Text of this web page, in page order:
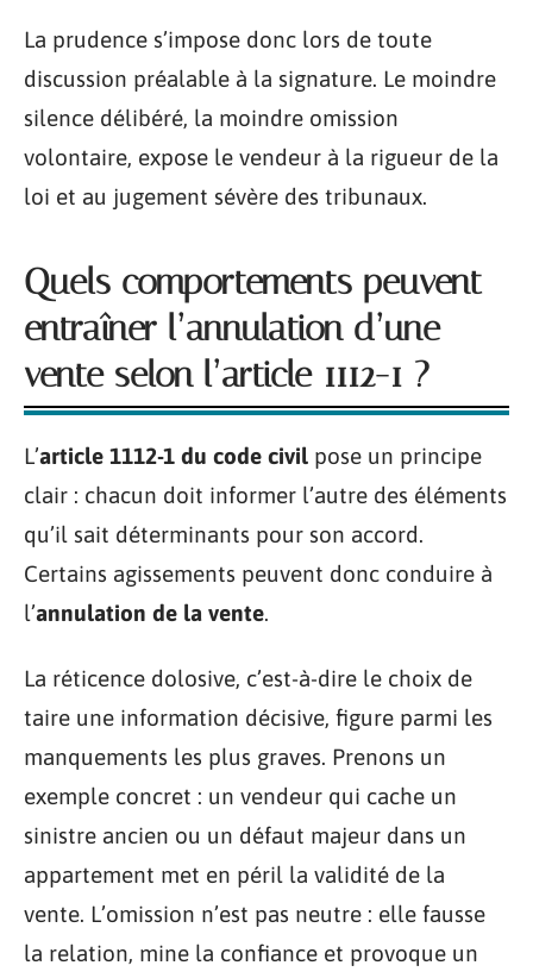
La prudence s’impose donc lors de toute
discussion préalable à la signature. Le moindre
silence délibéré, la moindre omission
volontaire, expose le vendeur à la rigueur de la
loi et au jugement sévère des tribunaux.
Quels comportements peuvent
entraîner l’annulation d’une
vente selon l’article 1112-1 ?
L’article 1112-1 du code civil pose un principe
clair : chacun doit informer l’autre des éléments
qu’il sait déterminants pour son accord.
Certains agissements peuvent donc conduire à
l’annulation de la vente.
La réticence dolosive, c’est-à-dire le choix de
taire une information décisive, figure parmi les
manquements les plus graves. Prenons un
exemple concret : un vendeur qui cache un
sinistre ancien ou un défaut majeur dans un
appartement met en péril la validité de la
vente. L’omission n’est pas neutre : elle fausse
la relation, mine la confiance et provoque un